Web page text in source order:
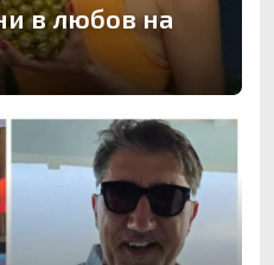
в любов на